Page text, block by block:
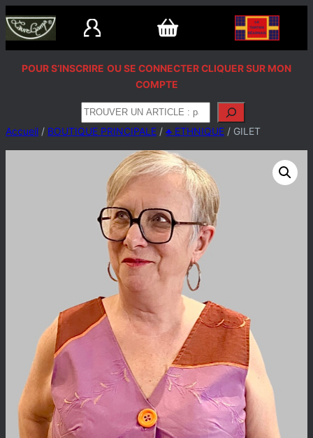
Aller
au
POUR S’INSCRIRE OU SE CONNECTER CLIQUER SUR MON
COMPTE
Accueil / BOUTIQUE PRINCIPALE / ♣️ ETHNIQUE / GILET